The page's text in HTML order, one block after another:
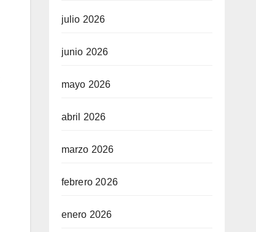
julio 2026
junio 2026
mayo 2026
abril 2026
marzo 2026
febrero 2026
enero 2026